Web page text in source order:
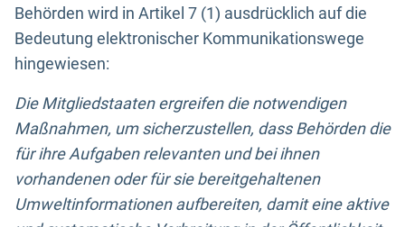
Behörden wird in Artikel 7 (1) ausdrücklich auf die
Bedeutung elektronischer Kommunikationswege
hingewiesen:
Die Mitgliedstaaten ergreifen die notwendigen
Maßnahmen, um sicherzustellen, dass Behörden die
für ihre Aufgaben relevanten und bei ihnen
vorhandenen oder für sie bereitgehaltenen
Umweltinformationen aufbereiten, damit eine aktive